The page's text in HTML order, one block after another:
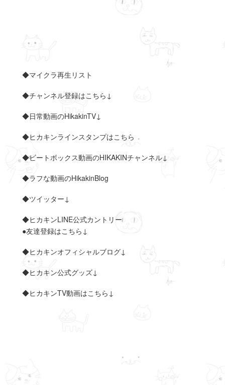
◆マイクラ再生リスト
◆チャンネル登録はこちら↓
◆日常動画のHikakinTV↓
◆ヒカキンラインスタンプはこちら
◆ビートボックス動画のHIKAKINチャンネル↓
◆ラフな動画のHikakinBlog
◆ツイッター↓
◆ヒカキンLINE公式カントリー
●友達登録はこちら↓
◆ヒカキンオフィシャルブログ↓
◆ヒカキン公式グッズ↓
◆ヒカキンTV動画はこちら↓